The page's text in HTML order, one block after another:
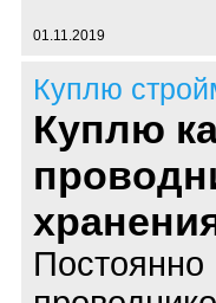
01.11.2019
Куплю
Куплю
Постоянно